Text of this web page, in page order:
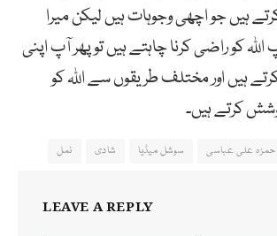
ہیں جو اچھی وجوہات ہیں لیکن میرا
کو راضی کرنا چاہتے ہیں تو پھر آپ اپنی
ہیں اور مختلف طریقوں سے اللہ کو
کرتے ہیں۔
حمزہ علی عباسی سوشل میڈیا شادی نمل
LEAVE A REPLY